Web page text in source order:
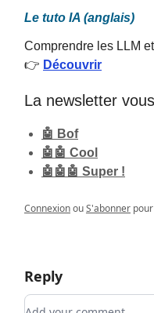
Le tuto IA (anglais)
Comprendre les LLM
👉 Découvrir
La newsletter
🤖 Bof
🤖🤖 Cool
🤖🤖🤖 Super !
ConnexionouS'abonner
Reply
Add your comment